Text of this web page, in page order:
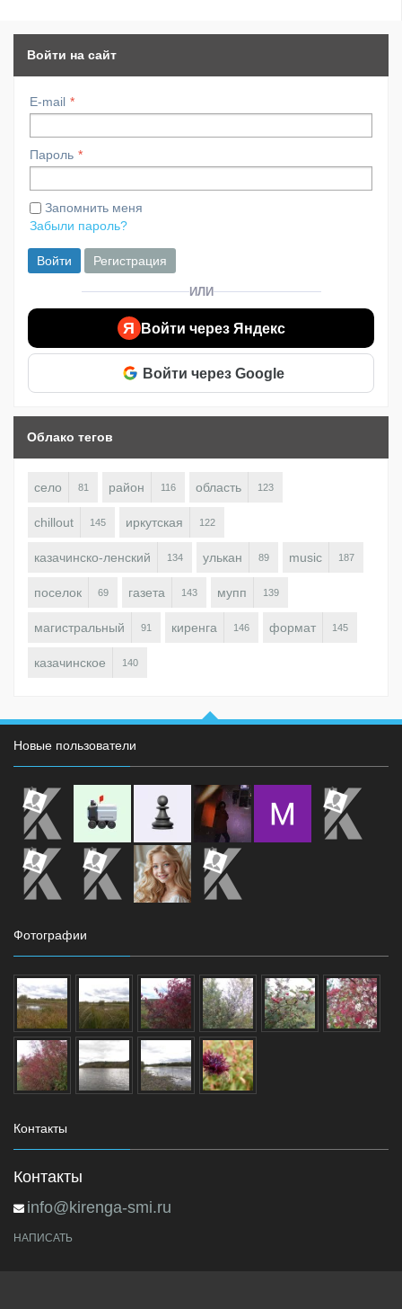
Войти на сайт
E-mail
Пароль
Запомнить меня
Забыли пароль?
Войти Регистрация
ИЛИ
Я Войти через Яндекс
Войти через Google
Облако тегов
село 81 район 116 область 123
chillout 145 иркутская 122
казачинско-ленский 134 улькан 89 music 187
поселок 69 газета 143 мупп 139
магистральный 91 киренга 146 формат 145
казачинское 140
Новые пользователи
Фотографии
Контакты
Контакты
info@kirenga-smi.ru
НАПИСАТЬ